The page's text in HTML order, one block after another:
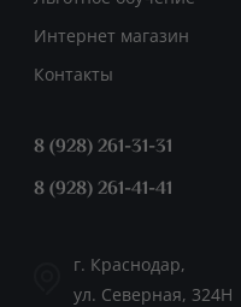
Интернет магазин
Контакты
8 (928) 261-31-31
8 (928) 261-41-41
г. Краснодар,
ул. Северная, 324Н